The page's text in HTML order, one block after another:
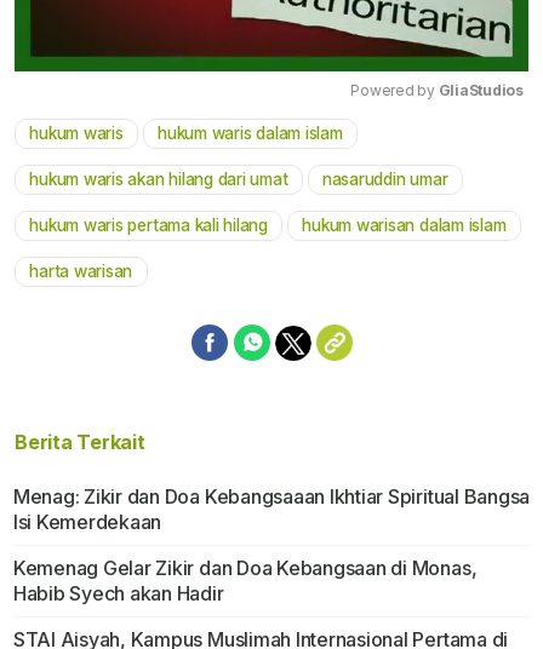
Powered by GliaStudios
hukum waris hukum waris dalam islam
hukum waris akan hilang dari umat nasaruddin umar
hukum waris pertama kali hilang hukum warisan dalam islam
harta warisan
Berita Terkait
Menag: Zikir dan Doa Kebangsaaan Ikhtiar Spiritual Bangsa
Isi Kemerdekaan
Kemenag Gelar Zikir dan Doa Kebangsaan di Monas,
Habib Syech akan Hadir
STAI Aisyah, Kampus Muslimah Internasional Pertama di